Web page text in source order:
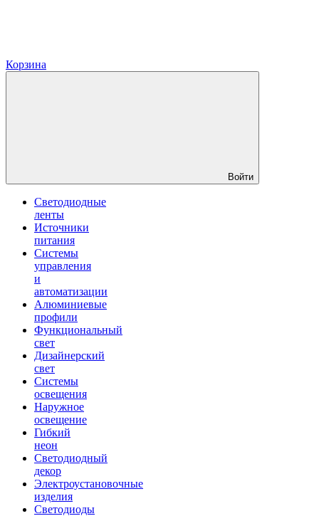
Корзина
Войти
Светодиодные
ленты
Источники
питания
Системы
управления
и
автоматизации
Алюминиевые
профили
Функциональный
свет
Дизайнерский
свет
Системы
освещения
Наружное
освещение
Гибкий
неон
Светодиодный
декор
Электроустановочные
изделия
Светодиоды